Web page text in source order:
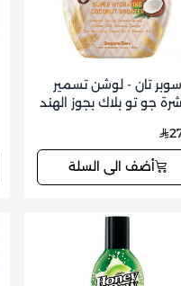
سوبر تان - لوشن تسمير
جو تو بلاك بجوز الهند
أضف الى السلة